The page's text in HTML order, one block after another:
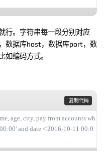
行。字符串每一段分别对应
数据库host，数据库port，数
如编码方式。
复制代码
age, city, pay from accounts wh
and date <'2016-10-11 00:0